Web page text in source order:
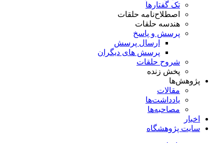
تک گفتارها
اصطلاح‌نامه حلقات
هندسه حلقات
پرسش و پاسخ
ارسال پرسش
پرسش های دیگران
شروح حلقات
پخش زنده
پژوهش‌ها
مقالات
یادداشت‌ها
مصاحبه‌ها
اخبار
سایت پژوهشگاه